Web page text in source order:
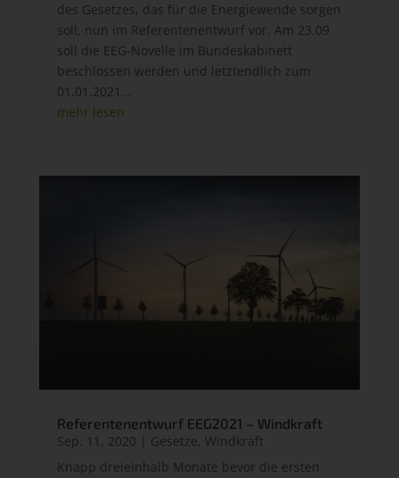
des Gesetzes, das für die Energiewende sorgen
soll, nun im Referentenentwurf vor. Am 23.09
soll die EEG-Novelle im Bundeskabinett
beschlossen werden und letztendlich zum
01.01.2021...
mehr lesen
Referentenentwurf EEG2021 – Windkraft
Sep. 11, 2020
Gesetze, Windkraft
Knapp dreieinhalb Monate bevor die ersten